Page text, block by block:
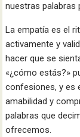
nuestras palabras
La empatía es el
activamente y
hacer que se
«¿cómo estás?»
confesiones, y es
amabilidad y
palabras que
ofrecemos.